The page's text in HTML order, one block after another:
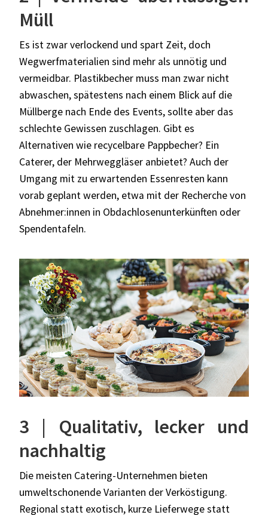
Müll
Es ist zwar verlockend und spart Zeit, doch
Wegwerfmaterialien sind mehr als unnötig und
vermeidbar. Plastikbecher muss man zwar nicht
abwaschen, spätestens nach einem Blick auf die
Müllberge nach Ende des Events, sollte aber das
schlechte Gewissen zuschlagen. Gibt es
Alternativen wie recycelbare Pappbecher? Ein
Caterer, der Mehrweggläser anbietet? Auch der
Umgang mit zu erwartenden Essenresten kann
vorab geplant werden, etwa mit der Recherche von
Abnehmer:innen in Obdachlosenunterkünften oder
Spendentafeln.
3 | Qualitativ, lecker und
nachhaltig
Die meisten Catering-Unternehmen bieten
umweltschonende Varianten der Verköstigung.
Regional statt exotisch, kurze Lieferwege statt